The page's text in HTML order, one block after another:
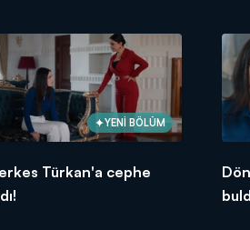
YENİ BÖLÜM
Türkan'a cephe